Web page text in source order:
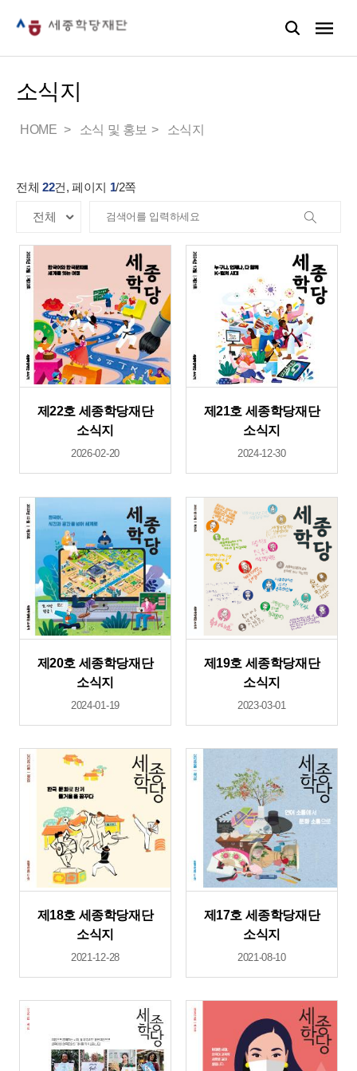
소식지
HOME 소식 및 홍보 소식지
전체 22건, 페이지 1/2쪽
제22호 세종학당재단
소식지
2026-02-20
제21호 세종학당재단
소식지
2024-12-30
제20호 세종학당재단
소식지
2024-01-19
제19호 세종학당재단
소식지
2023-03-01
제18호 세종학당재단
소식지
2021-12-28
제17호 세종학당재단
소식지
2021-08-10